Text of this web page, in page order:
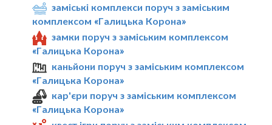
заміські комплекси поруч з заміським
комплексом «Галицька Корона»
замки поруч з заміським комплексом
«Галицька Корона»
каньйони поруч з заміським комплексом
«Галицька Корона»
кар'єри поруч з заміським комплексом
«Галицька Корона»